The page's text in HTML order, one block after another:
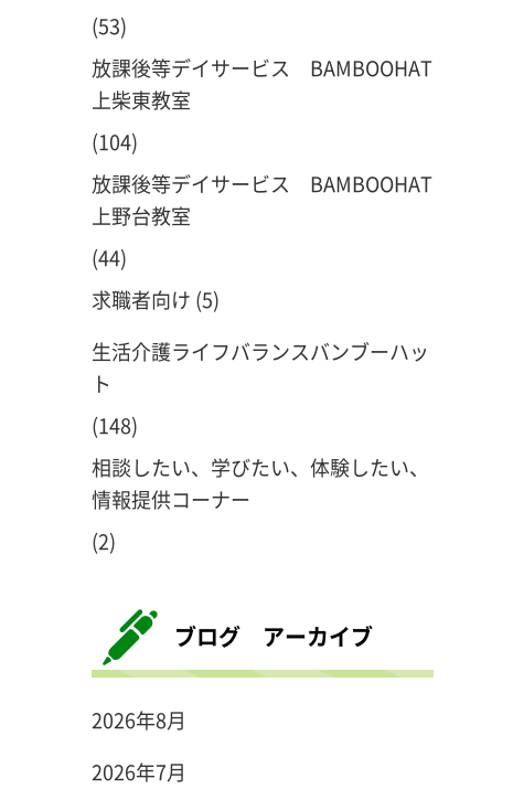
(53)
放課後等デイサービス BAMBOOHAT
上柴東教室
(104)
放課後等デイサービス BAMBOOHAT
上野台教室
(44)
求職者向け (5)
生活介護ライフバランスバンブーハッ
ト
(148)
相談したい、学びたい、体験したい、
情報提供コーナー
(2)
ブログ アーカイブ
2026年8月
2026年7月